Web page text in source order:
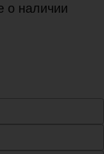
о наличии